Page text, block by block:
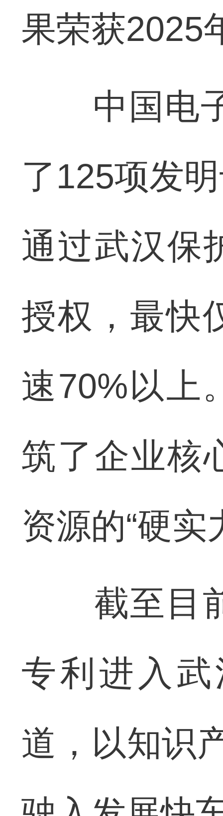
果荣获2025
中国电子
了125项发
通过武汉保
授权，最快
速70%以上
筑了企业核
资源的“硬实
截至目前
专利进入
道，以知识